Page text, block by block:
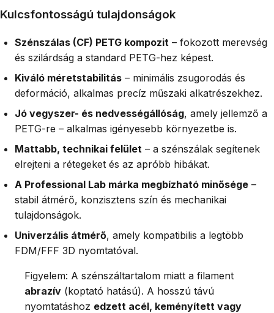
Kulcsfontosságú tulajdonságok
Szénszálas (CF) PETG kompozit – fokozott merevség
és szilárdság a standard PETG-hez képest.
Kiváló méretstabilitás – minimális zsugorodás és
deformáció, alkalmas precíz műszaki alkatrészekhez.
Jó vegyszer- és nedvességállóság, amely jellemző a
PETG-re – alkalmas igényesebb környezetbe is.
Mattabb, technikai felület – a szénszálak segítenek
elrejteni a rétegeket és az apróbb hibákat.
A Professional Lab márka megbízható minősége –
stabil átmérő, konzisztens szín és mechanikai
tulajdonságok.
Univerzális átmérő, amely kompatibilis a legtöbb
FDM/FFF 3D nyomtatóval.
Figyelem: A szénszáltartalom miatt a filament
abrazív (koptató hatású). A hosszú távú
nyomtatáshoz edzett acél, keményített vagy